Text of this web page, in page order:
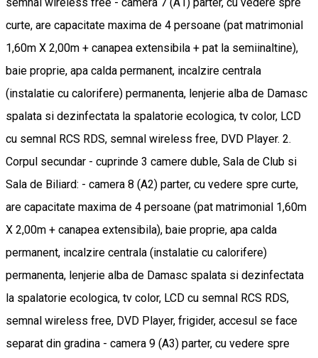
curte, are capacitate maxima de 4 persoane (pat matrimonial
1,60m X 2,00m + canapea extensibila + pat la semiinaltine),
baie proprie, apa calda permanent, incalzire centrala
(instalatie cu calorifere) permanenta, lenjerie alba de Damasc
spalata si dezinfectata la spalatorie ecologica, tv color, LCD
cu semnal RCS RDS, semnal wireless free, DVD Player. 2.
Corpul secundar - cuprinde 3 camere duble, Sala de Club si
Sala de Biliard: - camera 8 (A2) parter, cu vedere spre curte,
are capacitate maxima de 4 persoane (pat matrimonial 1,60m
X 2,00m + canapea extensibila), baie proprie, apa calda
permanent, incalzire centrala (instalatie cu calorifere)
permanenta, lenjerie alba de Damasc spalata si dezinfectata
la spalatorie ecologica, tv color, LCD cu semnal RCS RDS,
semnal wireless free, DVD Player, frigider, accesul se face
separat din gradina - camera 9 (A3) parter, cu vedere spre